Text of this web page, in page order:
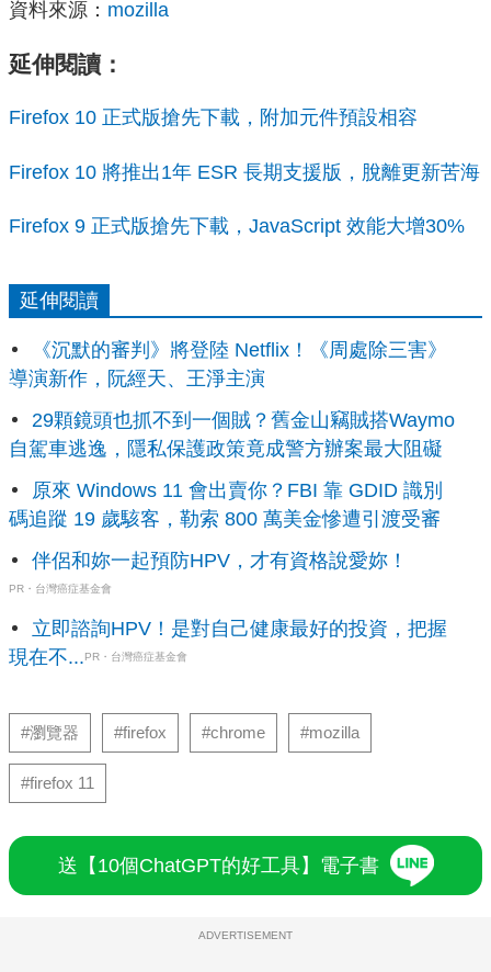
資料來源： mozilla
延伸閱讀：
Firefox 10 正式版搶先下載，附加元件預設相容
Firefox 10 將推出1年 ESR 長期支援版，脫離更新苦海
Firefox 9 正式版搶先下載，JavaScript 效能大增30%
延伸閱讀
《沉默的審判》將登陸 Netflix！《周處除三害》
導演新作，阮經天、王淨主演
29顆鏡頭也抓不到一個賊？舊金山竊賊搭Waymo
自駕車逃逸，隱私保護政策竟成警方辦案最大阻礙
原來 Windows 11 會出賣你？FBI 靠 GDID 識別
碼追蹤 19 歲駭客，勒索 800 萬美金慘遭引渡受審
伴侶和妳一起預防HPV，才有資格說愛妳！
PR・台灣癌症基金會
立即諮詢HPV！是對自己健康最好的投資，把握
現在不...PR・台灣癌症基金會
#瀏覽器 #firefox #chrome #mozilla
#firefox 11
送【10個ChatGPT的好工具】電子書
ADVERTISEMENT